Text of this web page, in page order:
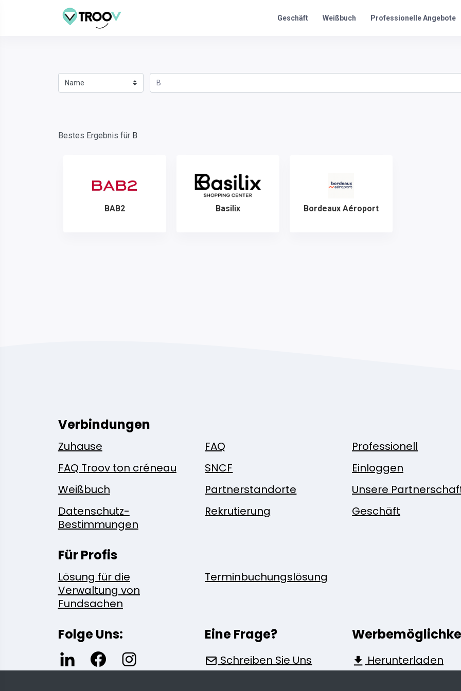
Geschäft Weißbuch Professionelle Angebote
Bestes Ergebnis für B
BAB2 Basilix Bordeaux Aéroport
Verbindungen
Zuhause FAQ
Professionell
FAQ Troov ton créneau
SNCF
Einloggen
Weißbuch
Partnerstandorte
Unsere
Datenschutz-
Bestimmungen
Rekrutierung Geschäft
Für Profis
Lösung für die
Verwaltung von
Fundsachen
Terminbuchungslösung
Folge Uns: Eine Frage?
Schreiben Sie Uns Herunterladen